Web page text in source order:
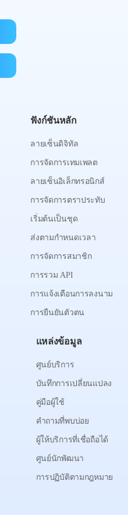
ฟังก์ชันหลัก
ลายเซ็นดิจิทัล
การจัดการเทมเพลต
ลายเซ็นอิเล็กทรอนิกส์
การจัดการตราประทับ
เริ่มต้นเป็นชุด
ส่งตามกำหนดเวลา
การจัดการสมาชิก
การรวม API
การแจ้งเตือนการลงนาม
การยืนยันตัวตน
แหล่งข้อมูล
ศูนย์บริการ
บันทึกการเปลี่ยนแปลง
คู่มือผู้ใช้
คำถามที่พบบ่อย
ผู้ให้บริการที่เชื่อถือได้
ศูนย์นักพัฒนา
การปฏิบัติตามกฎหมาย